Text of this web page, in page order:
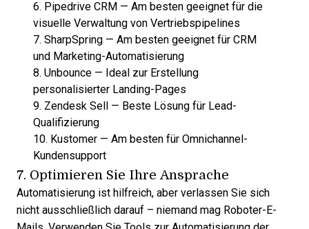
6. Pipedrive CRM — Am besten geeignet für die
visuelle Verwaltung von Vertriebspipelines
7. SharpSpring — Am besten geeignet für CRM
und Marketing-Automatisierung
8. Unbounce — Ideal zur Erstellung
personalisierter Landing-Pages
9. Zendesk Sell — Beste Lösung für Lead-
Qualifizierung
10. Kustomer — Am besten für Omnichannel-
Kundensupport
7. Optimieren Sie Ihre Ansprache
Automatisierung ist hilfreich, aber verlassen Sie sich
nicht ausschließlich darauf – niemand mag Roboter-E-